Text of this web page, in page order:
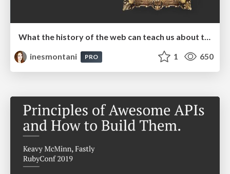
What the history of the web can teach us about the future of AI
inesmontani
PRO 1 650